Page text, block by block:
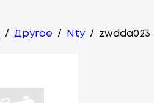
/ Другое / Nty / zwdda023